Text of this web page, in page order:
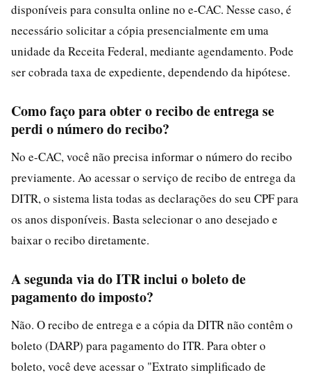
disponíveis para consulta online no e-CAC. Nesse caso, é
necessário solicitar a cópia presencialmente em uma
unidade da Receita Federal, mediante agendamento. Pode
ser cobrada taxa de expediente, dependendo da hipótese.
Como faço para obter o recibo de entrega se
perdi o número do recibo?
No e-CAC, você não precisa informar o número do recibo
previamente. Ao acessar o serviço de recibo de entrega da
DITR, o sistema lista todas as declarações do seu CPF para
os anos disponíveis. Basta selecionar o ano desejado e
baixar o recibo diretamente.
A segunda via do ITR inclui o boleto de
pagamento do imposto?
Não. O recibo de entrega e a cópia da DITR não contêm o
boleto (DARP) para pagamento do ITR. Para obter o
boleto, você deve acessar o "Extrato simplificado de